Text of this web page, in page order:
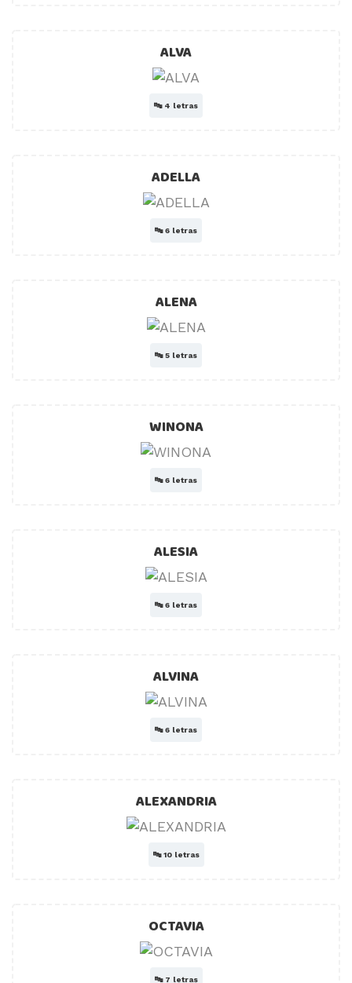
ALVA
🔤 4 letras
ADELLA
🔤6 letras
ALENA
🔤5 letras
WINONA
🔤6 letras
ALESIA
🔤6 letras
ALVINA
🔤6 letras
ALEXANDRIA
🔤10 letras
OCTAVIA
🔤 7 letras